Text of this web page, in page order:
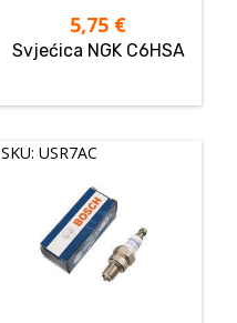
5,75 €
Svjećica NGK C6HSA
SKU: USR7AC